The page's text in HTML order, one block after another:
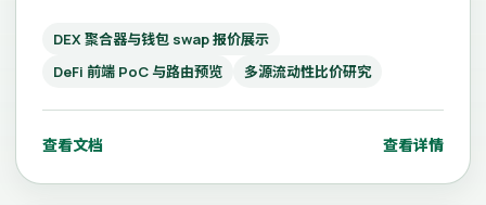
DEX 聚合器与钱包 swap 报价展示
DeFi 前端 PoC 与路由预览
多源流动性比价研究
查看文档 查看详情